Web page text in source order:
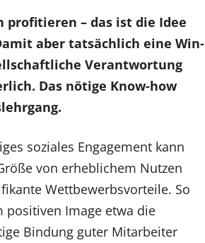
profitieren – das ist die Idee
aber tatsächlich eine Win-
Verantwortung
Das nötige Know-how
soziales Engagement kann
von erheblichem Nutzen
Wettbewerbsvorteile. So
Image etwa die
Bindung guter Mitarbeiter